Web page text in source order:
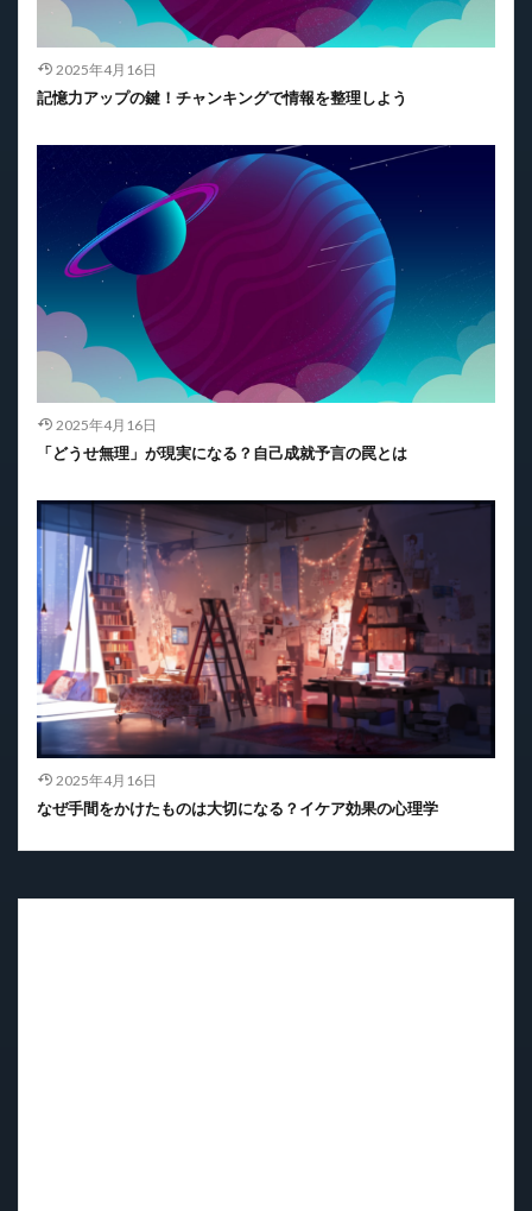
2025年4月16日
記憶力アップの鍵！チャンキングで情報を整理しよう
2025年4月16日
「どうせ無理」が現実になる？自己成就予言の罠とは
2025年4月16日
なぜ手間をかけたものは大切になる？イケア効果の心理学